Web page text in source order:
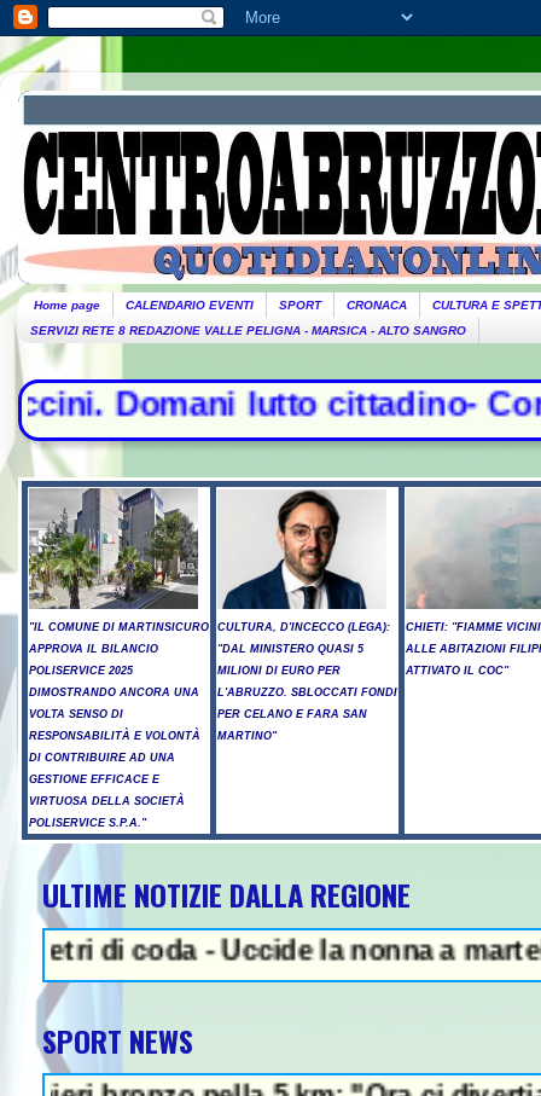
Home page CALENDARIO EVENTI SPORT CRONACA
CULTURA E
SERVIZI RETE 8 REDAZIONE VALLE PELIGNA - MARSICA - ALTO SANGRO
lutto cittadino- Conte
"IL COMUNE DI MARTINSICURO
APPROVA IL BILANCIO
POLISERVICE 2025
DIMOSTRANDO ANCORA UNA
VOLTA SENSO DI
RESPONSABILITÀ E VOLONTÀ
DI CONTRIBUIRE AD UNA
GESTIONE EFFICACE E
VIRTUOSA DELLA SOCIETÀ
POLISERVICE S.P.A."
CULTURA, D'INCECCO (LEGA):
"DAL MINISTERO QUASI 5
MILIONI DI EURO PER
L'ABRUZZO. SBLOCCATI FONDI
PER CELANO E FARA SAN
MARTINO"
CHIETI: "FIAMME
ALLE ABITAZIONI
ATTIVATO IL COC"
ULTIME NOTIZIE DALLA REGIONE
coda - Uccide la nonna a martellate,
SPORT NEWS
IN EVIDENZA - Sparatoria in